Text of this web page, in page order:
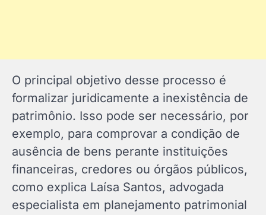
O principal objetivo desse processo é
formalizar juridicamente a inexistência de
patrimônio. Isso pode ser necessário, por
exemplo, para comprovar a condição de
ausência de bens perante instituições
financeiras, credores ou órgãos públicos,
como explica Laísa Santos, advogada
especialista em planejamento patrimonial